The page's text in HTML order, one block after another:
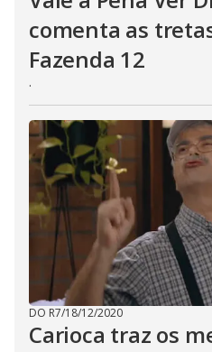
comenta as
Fazenda 12
.
DO R7/18/12/2020
Carioca traz os